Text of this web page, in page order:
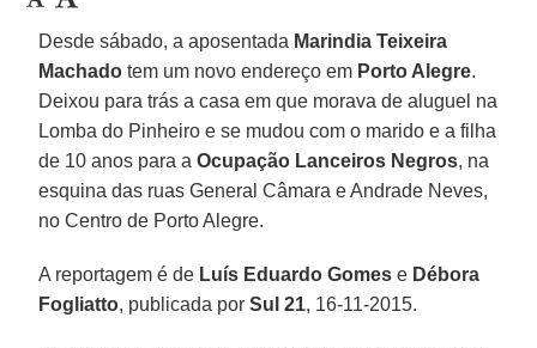
Desde sábado, a aposentada Marindia Teixeira
Machado tem um novo endereço em Porto Alegre.
Deixou para trás a casa em que morava de aluguel na
Lomba do Pinheiro e se mudou com o marido e a filha
de 10 anos para aOcupação Lanceiros Negros, na
esquina das ruas General Câmara e Andrade Neves,
no Centro de Porto Alegre.
A reportagem é de Luís Eduardo Gomes e Débora
Fogliatto, publicada porSul 21, 16-11-2015.